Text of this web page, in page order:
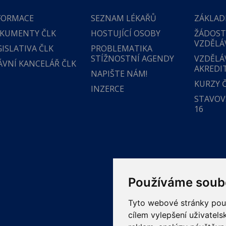
Používáme
Tyto webové stránky
cílem vylepšení
ČLK
ČLK
KANCELÁŘ ČLK
SEZNAM LÉKAŘŮ
HOSTUJÍCÍ OSOBY
PROBLEMATIKA
STÍŽNOSTNÍ AGENDY
NAPIŠTE NÁM!
INZERCE
KURZY
16